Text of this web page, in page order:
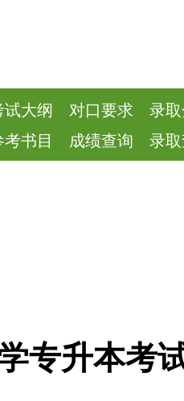
试大纲 对口要求
录
考书目 成绩查询 录
专升本考